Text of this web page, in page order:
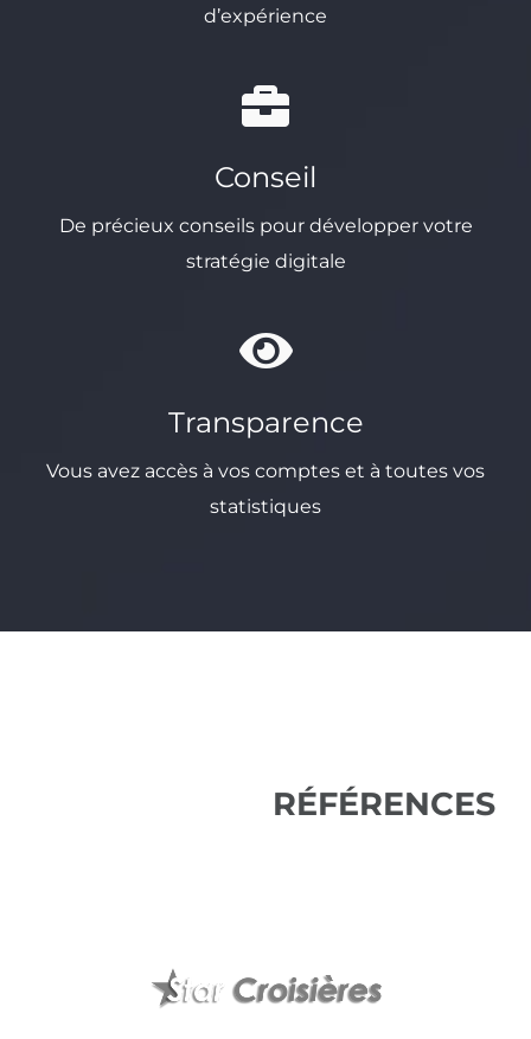
d’expérience
Conseil
De précieux conseils pour développer votre
stratégie digitale
Transparence
Vous avez accès à vos comptes et à toutes vos
statistiques
RÉFÉRENCES